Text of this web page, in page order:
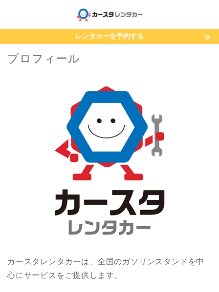
レンタカーを予約する
プロフィール
カースタレンタカーは、全国のガソリンスタンドを中
心にサービスをご提供します。